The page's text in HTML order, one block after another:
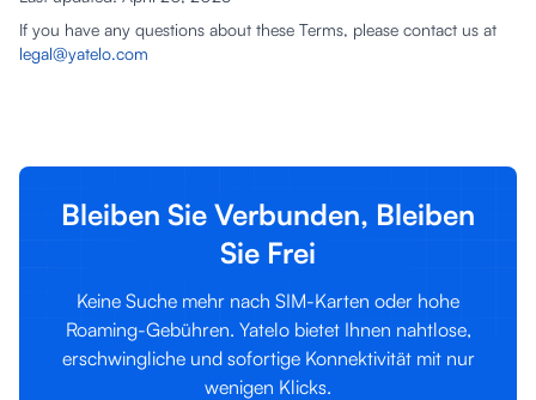
Support
If you have any questions about these Terms, please contact us at
legal@yatelo.com
Bleiben Sie Verbunden, Bleiben
Sie Frei
Keine Suche mehr nach SIM-Karten oder hohe
Roaming-Gebühren. Yatelo bietet Ihnen nahtlose,
erschwingliche und sofortige Konnektivität mit nur
wenigen Klicks.